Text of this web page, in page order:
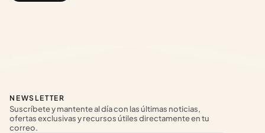
NEWSLETTER
Suscríbete y mantente al día con las últimas noticias,
ofertas exclusivas y recursos útiles directamente en tu
correo.